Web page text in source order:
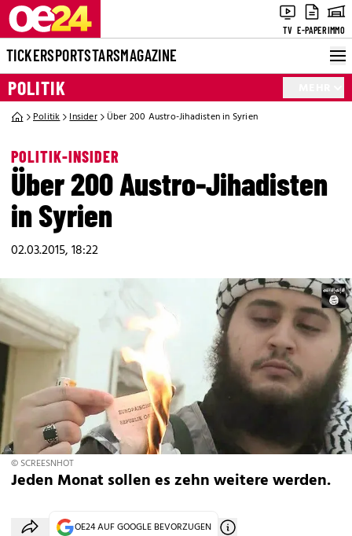
TV E-PAPERIMMO
TICKERSPORTSTARSMAGAZINE
POLITIK
Politik Insider Über 200 Austro-Jihadisten in Syrien
POLITIK-INSIDER
Über 200 Austro-Jihadisten
in Syrien
02.03.2015, 18:22
© SCREESNHOT
Jeden Monat sollen es zehn weitere werden.
OE24 AUF GOOGLE BEVORZUGEN